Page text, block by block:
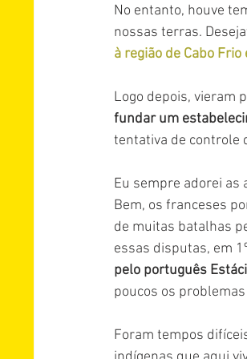
No entanto, houve
nossas terras.
à região de Cabo
Logo depois, vieram
fundar um
tentativa de controle
Eu sempre adorei as
Bem, os franceses
de muitas batalhas
essas disputas, em
pelo português
poucos os
Foram tempos